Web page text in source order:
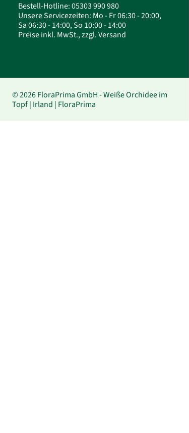
Bestell-Hotline: 05303 990 980
Unsere Servicezeiten: Mo - Fr 06:30 - 20:00,
Sa 06:30 - 14:00, So 10:00 - 14:00
Preise inkl. MwSt., zzgl. Versand
© 2026 FloraPrima GmbH - Weiße Orchidee im
Topf | Irland | FloraPrima